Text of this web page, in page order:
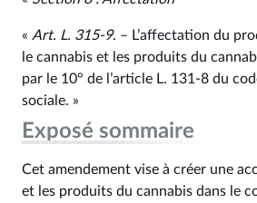
« Art. L. 315‑9. – L’affectation du
le cannabis et les produits du
par le 10° de l’article L. 131‑8 du
sociale. »
Exposé sommaire
Cet amendement vise à créer une
et les produits du cannabis dans le